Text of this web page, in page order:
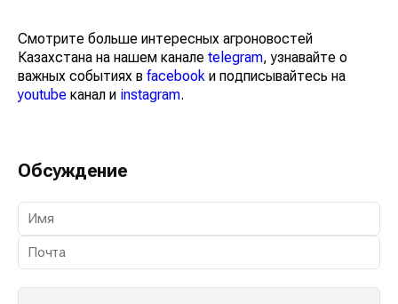
Смотрите больше интересных агроновостей
Казахстана на нашем канале telegram, узнавайте о
важных событиях в facebook и подписывайтесь на
youtube канал и instagram.
Обсуждение